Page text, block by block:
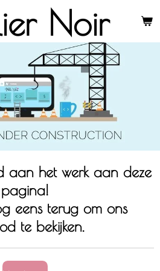
Noir
aan het werk aan deze
pagina!
eens terug om ons
te bekijken.